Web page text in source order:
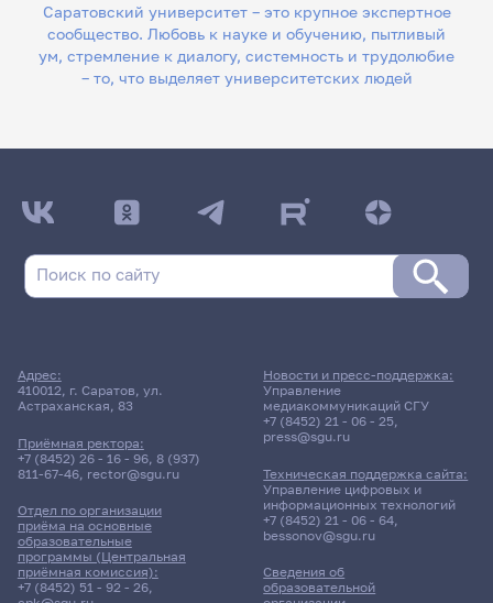
Саратовский университет – это крупное экспертное
сообщество. Любовь к науке и обучению, пытливый
ум, стремление к диалогу, системность и трудолюбие
– то, что выделяет университетских людей
Адрес:
410012, г. Саратов, ул.
Астраханская, 83
Приёмная ректора:
+7 (8452) 26 - 16 - 96, 8 (937)
811-67-46, rector@sgu.ru
Отдел по организации
приёма на основные
образовательные
программы (Центральная
приёмная комиссия):
+7 (8452) 51 - 92 - 26,
Сведения об
образовательной
Новости и пресс-поддержка:
Управление
медиакоммуникаций СГУ
+7 (8452) 21 - 06 - 25,
press@sgu.ru
Техническая поддержка сайта:
Управление цифровых и
информационных технологий
+7 (8452) 21 - 06 - 64,
bessonov@sgu.ru